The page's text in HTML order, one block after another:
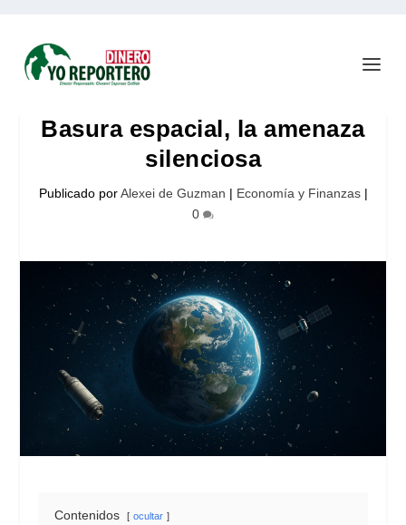
Basura espacial, la amenaza
silenciosa
Publicado porAlexei de Guzman | Economía y Finanzas|
0
Contenidos ocultar